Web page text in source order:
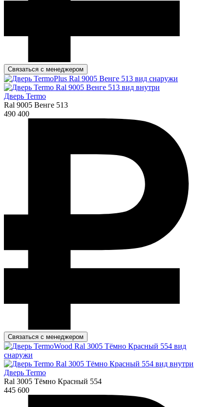
Связаться с менеджером
Дверь Termo
Ral 9005 Венге 513
490 400
Связаться с менеджером
Дверь Termo
Ral 3005 Тёмно Красный 554
445 600